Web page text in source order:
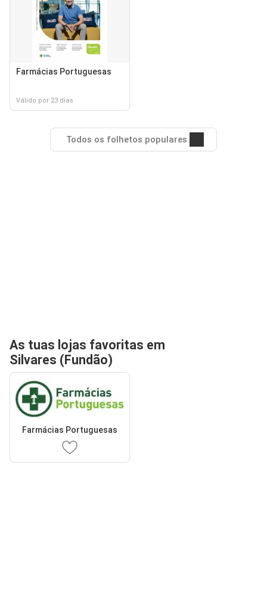
Farmácias Portuguesas
Válido por 23 dias
Todos os folhetos populares
As tuas lojas favoritas em
Silvares (Fundão)
Farmácias Portuguesas